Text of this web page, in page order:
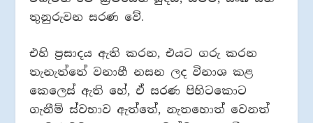
තුනුරුවන සරණ වේ.
එහි ප්‍රසාදය ඇති කරන, එයට ගරු කරන
තැනැත්තේ වනාහී නසන ලද විනාශ කළ
කෙලෙස් ඇති හේ, ඒ සරණ පිහිටකොට
ගැනීම් ස්වභාව ඇත්තේ, නැතහොත් වෙනත්